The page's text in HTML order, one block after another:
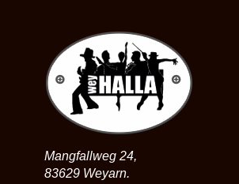
Mangfallweg 24,
83629 Weyarn.